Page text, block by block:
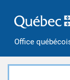
Office